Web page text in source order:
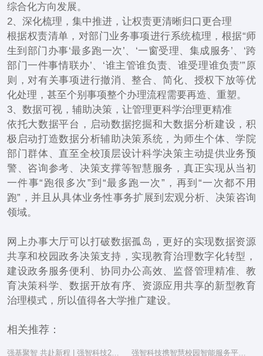
综合化方向发展。
2、深化梳理，集中推进，让权责更清晰归口更合理
根据权责清单，对部门业务事项进行系统梳理，根据“师
生到部门办事‘最多跑一次’、‘一窗受理、集成服务’、‘跨
部门一件事情联办’、‘谁主管谁负责、谁受理谁负责’”原
则，对有关事项进行撤消、整合、简化、授权下放等优
化处理，甚至个别事项整个办理流程需要再造、重塑。
3、数据可视，辅助决策，让管理更科学治理更精准
依托大数据平台，启动数据挖掘和大数据分析建设，积
极启动打造数据分析辅助决策系统，为师生个体、学院
部门群体、直至全校顶层设计科学决策主动提供业务预
警、咨询参考、决策支撑等智慧服务，真正实现从当初
一件事“跑很多次”到“最多跑一次”，再到“一次都不用
跑”，并且从具体业务性事务扩展到宏观分析、决策咨询
领域。
网上办事大厅可以打破数据孤岛，更好的实现数据资源
共享和校园政务决策支持，实现教育治理数字化转型，
建设政务服务便利、协同办公高效、监督管理精准、教
育决策科学、数据开放有序、资源应用共享的新型教育
治理模式，所以值得各大学推广建设。
相关推荐：
强基聚智 共赴新程 | 强智科技2025年度总结表彰大会隆重举行 强智科技携智慧校园智能服务平台亮相湖南省教育信息化工作研讨会